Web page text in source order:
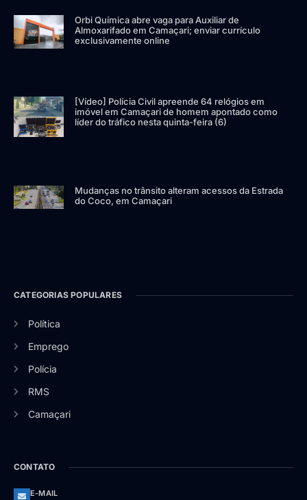
Orbi Química abre vaga para Auxiliar de
Almoxarifado em Camaçari; enviar currículo
exclusivamente online
[Vídeo] Polícia Civil apreende 64 relógios em
imóvel em Camaçari de homem apontado como
líder do tráfico nesta quinta-feira (6)
Mudanças no trânsito alteram acessos da Estrada
do Coco, em Camaçari
CATEGORIAS POPULARES
Política
Emprego
Polícia
RMS
Camaçari
CONTATO
E-MAIL